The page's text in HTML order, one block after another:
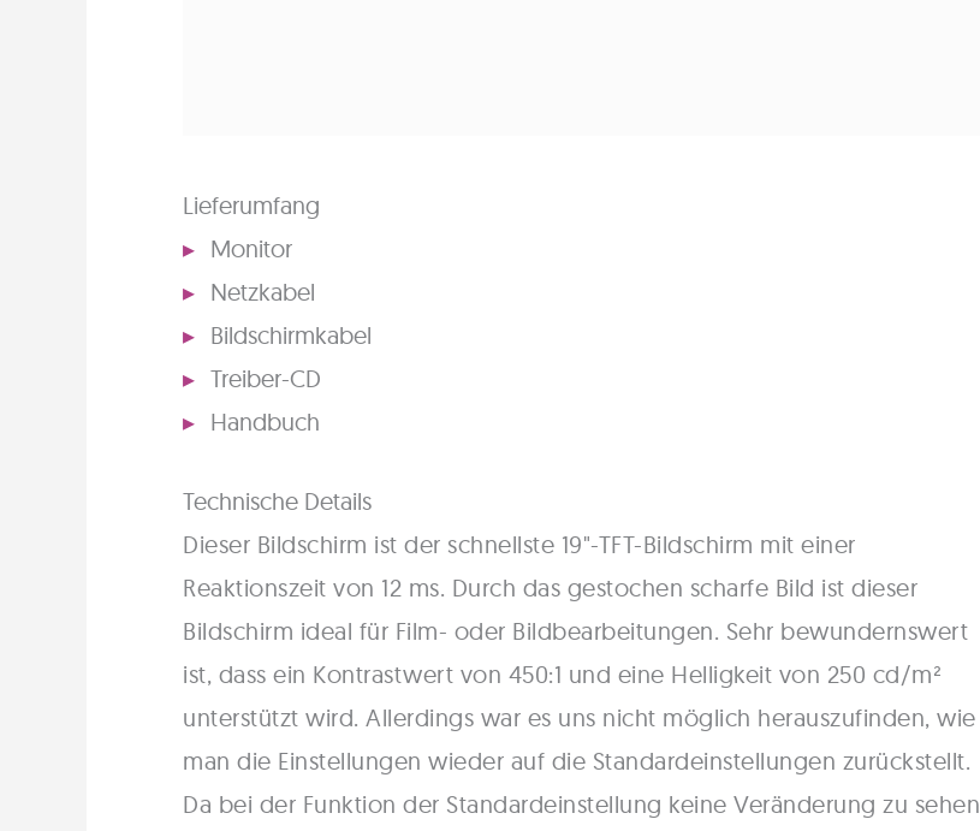
Lieferumfang
Monitor
Netzkabel
Bildschirmkabel
Treiber-CD
Handbuch
Technische Details
Dieser Bildschirm ist der schnellste 19"-TFT-Bildschirm mit einer
Reaktionszeit von 12 ms. Durch das gestochen scharfe Bild ist dieser
Bildschirm ideal für Film- oder Bildbearbeitungen. Sehr bewundernswert
ist, dass ein Kontrastwert von 450:1 und eine Helligkeit von 250 cd/m²
unterstützt wird. Allerdings war es uns nicht möglich herauszufinden, wie
man die Einstellungen wieder auf die Standardeinstellungen zurückstellt.
Da bei der Funktion der Standardeinstellung keine Veränderung zu sehen